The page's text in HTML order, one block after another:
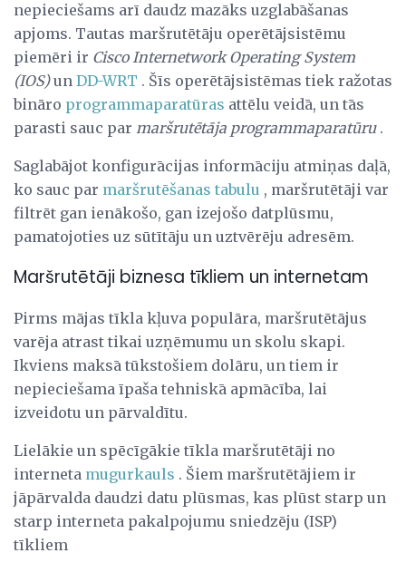
nepieciešams arī daudz mazāks uzglabāšanas
apjoms. Tautas maršrutētāju operētājsistēmu
piemēri ir Cisco Internetwork Operating System
(IOS)un DD-WRT . Šīs operētājsistēmas tiek ražotas
bināro programmaparatūras attēlu veidā, un tās
parasti sauc par maršrutētāja programmaparatūru.
Saglabājot konfigurācijas informāciju atmiņas daļā,
ko sauc par maršrutēšanas tabulu , maršrutētāji var
filtrēt gan ienākošo, gan izejošo datplūsmu,
pamatojoties uz sūtītāju un uztvērēju adresēm.
Maršrutētāji biznesa tīkliem un internetam
Pirms mājas tīkla kļuva populāra, maršrutētājus
varēja atrast tikai uzņēmumu un skolu skapi.
Ikviens maksā tūkstošiem dolāru, un tiem ir
nepieciešama īpaša tehniskā apmācība, lai
izveidotu un pārvaldītu.
Lielākie un spēcīgākie tīkla maršrutētāji no
interneta mugurkauls . Šiem maršrutētājiem ir
jāpārvalda daudzi datu plūsmas, kas plūst starp un
starp interneta pakalpojumu sniedzēju (ISP)
tīkliem